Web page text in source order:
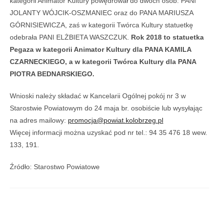
JOLANTY WÓJCIK-OSZMANIEC oraz do PANA MARIUSZA
GÓRNISIEWICZA, zaś w kategorii Twórca Kultury statuetkę
odebrała PANI ELŻBIETA WASZCZUK. Rok 2018 to statuetka
Pegaza w kategorii Animator Kultury dla PANA KAMILA
CZARNECKIEGO, a w kategorii Twórca Kultury dla PANA
PIOTRA BEDNARSKIEGO.
Wnioski należy składać w Kancelarii Ogólnej pokój nr 3 w
Starostwie Powiatowym do 24 maja br. osobiście lub wysyłając
na adres mailowy: promocja@powiat.kolobrzeg.pl
Więcej informacji można uzyskać pod nr tel.: 94 35 476 18 wew.
133, 191.
Źródło: Starostwo Powiatowe